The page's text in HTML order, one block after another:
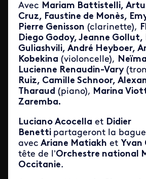
Avec Mariam Battistelli,
Cruz, Faustine de Monès,
Pierre Genisson (clarinette),
Diego Godoy, Jeanne Gollut,
Guliashvili, André Heyboer,
Kobekina (violoncelle),
Lucienne Renaudin-Vary
Ruiz, Camille Schnoor,
Tharaud (piano), Marina
Zaremba.
Luciano Acocella et Didier
Benetti partageront la
avec Ariane Matiakh et Yvan
tête de l’Orchestre national
Occitanie.